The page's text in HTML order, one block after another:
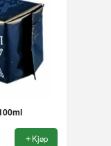
Kjøp